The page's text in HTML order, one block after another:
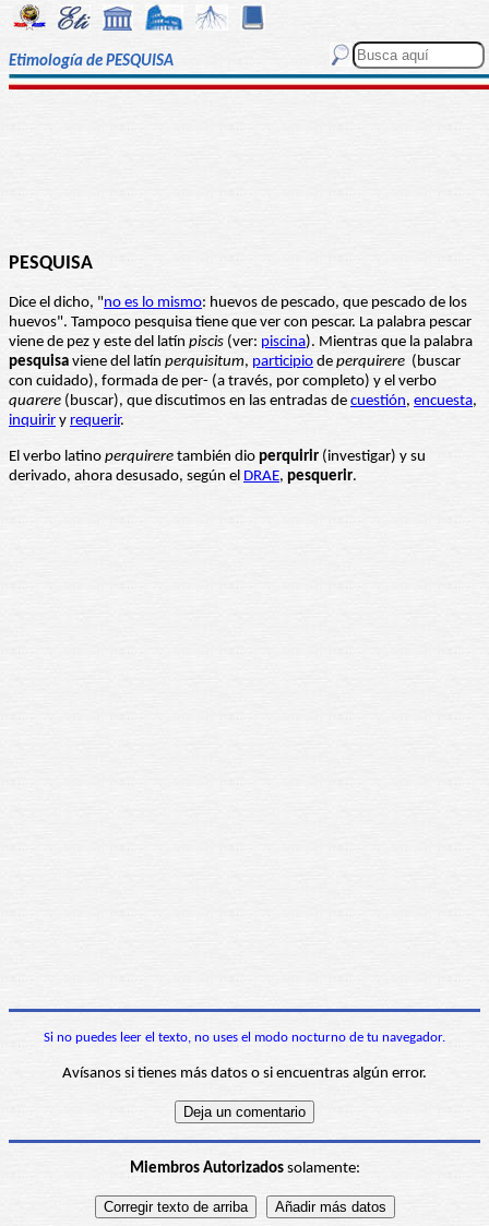
Etimología de PESQUISA
PESQUISA
Dice el dicho, "no es lo mismo: huevos de pescado, que pescado de los
huevos". Tampoco pesquisa tiene que ver con pescar. La palabra pescar
viene de pez y este del latín piscis (ver: piscina). Mientras que la palabra
pesquisa viene del latín perquisitum, participio de perquirere (buscar
con cuidado), formada de per- (a través, por completo) y el verbo
quarere (buscar), que discutimos en las entradas de cuestión, encuesta,
inquirir y requerir.
El verbo latino perquirere también dio perquirir (investigar) y su
derivado, ahora desusado, según el DRAE, pesquerir.
Si no puedes leer el texto, no uses el modo nocturno de tu navegador.
Avísanos si tienes más datos o si encuentras algún error.
Miembros Autorizadossolamente: